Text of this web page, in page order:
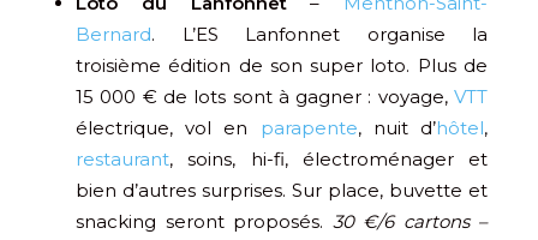
Bernard. L’ES Lanfonnet organise la
troisième édition de son super loto. Plus de
15 000 € de lots sont à gagner : voyage, VTT
électrique, vol en parapente, nuit d’hôtel,
restaurant, soins, hi-fi, électroménager et
bien d’autres surprises. Sur place, buvette et
snacking seront proposés. 30 €/6 cartons –